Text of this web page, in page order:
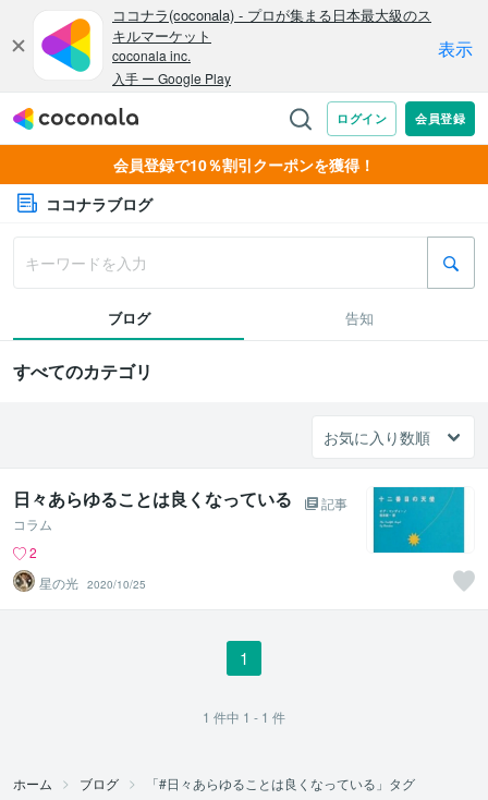
会員登録で10％割引クーポンを獲得！
ココナラブログ
ブログ 告知
すべてのカテゴリ
日々あらゆることは良くなっている
記事
コラム
2
星の光 2020/10/25
1
1 件中 1 - 1 件
ホーム ブログ 「#日々あらゆることは良くなっている」タグ